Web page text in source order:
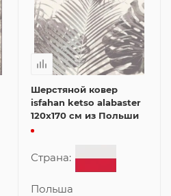
Шерстяной ковер
isfahan ketso alabaster
120x170 см из Польши
Страна:
Польша